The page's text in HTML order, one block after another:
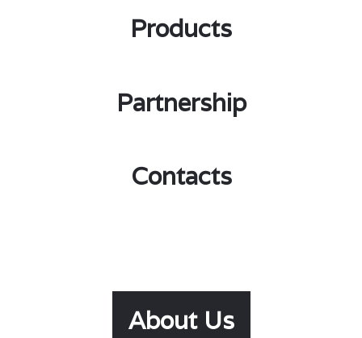
Products
Partnership
Contacts
About Us